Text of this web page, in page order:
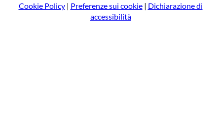
Cookie Policy| Preferenze sui cookie| Dichiarazione di
accessibilità